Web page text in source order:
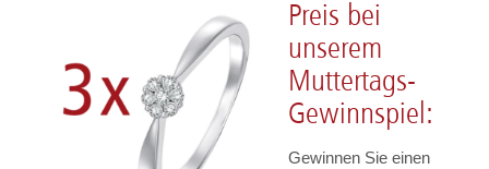
Preis bei
unserem
Muttertags-
Gewinnspiel:
Gewinnen Sie einen